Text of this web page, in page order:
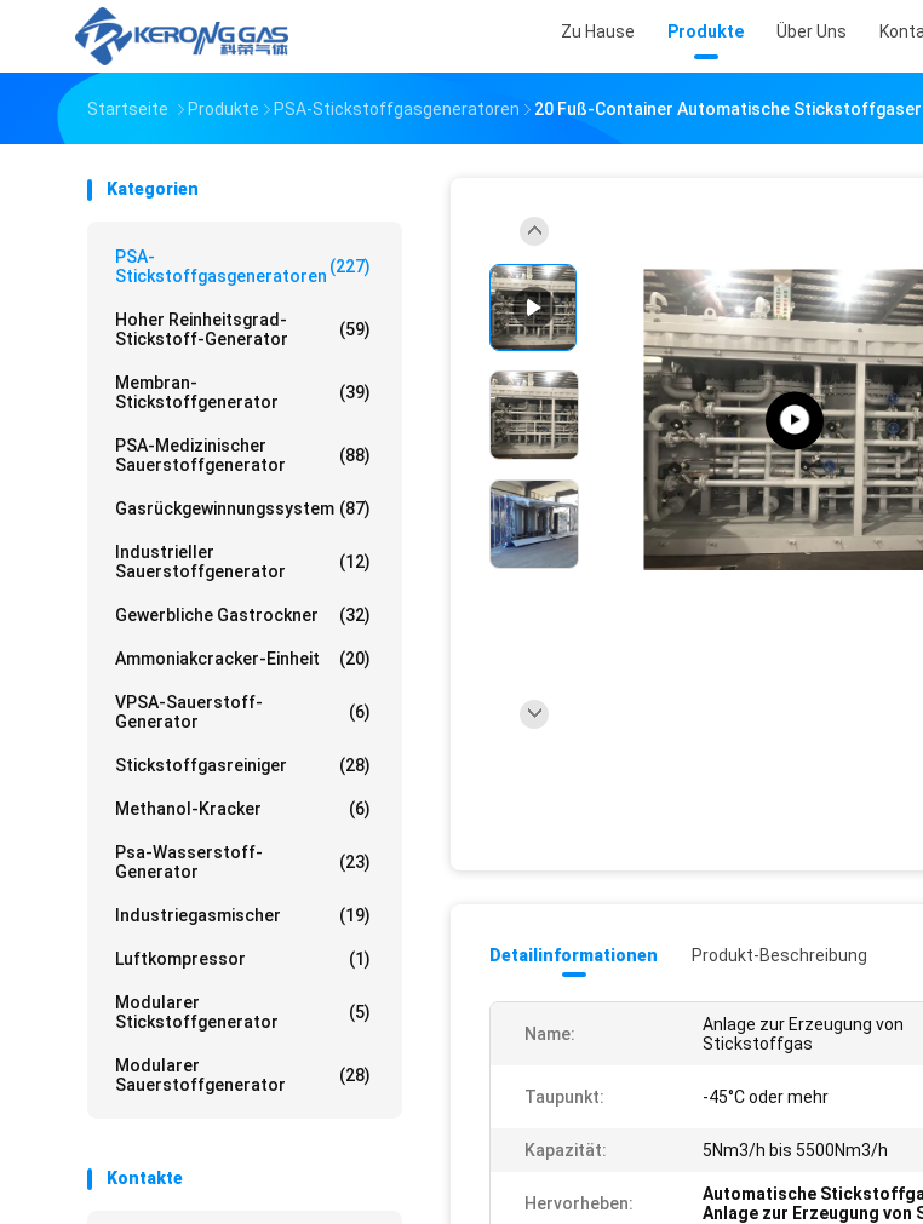
Zu Hause Produkte Über Uns
Startseite Produkte PSA-Stickstoffgasgeneratoren 20 Fuß-Container Automatische
Kategorien
PSA-
Stickstoffgasgeneratoren (227)
Hoher Reinheitsgrad-
Stickstoff-Generator
(59)
Membran-
Stickstoffgenerator
(39)
PSA-Medizinischer
Sauerstoffgenerator
(88)
Gasrückgewinnungssystem (87)
Industrieller
Sauerstoffgenerator
(12)
Gewerbliche Gastrockner (32)
Ammoniakcracker-Einheit (20)
VPSA-Sauerstoff-
Generator
(6)
Stickstoffgasreiniger (28)
Methanol-Kracker (6)
Psa-Wasserstoff-
Generator
(23)
Industriegasmischer (19)
Luftkompressor (1)
Modularer
Stickstoffgenerator
(5)
Modularer
Sauerstoffgenerator
(28)
Kontakte
Detailinformationen Produkt-Beschreibung
Name:
Anlage zur Erzeugung von
Stickstoffgas
Taupunkt: -45°C oder mehr
Kapazität: 5Nm3/h bis 5500Nm3/h
Hervorheben: Automatische
Anlage zur Erzeugung